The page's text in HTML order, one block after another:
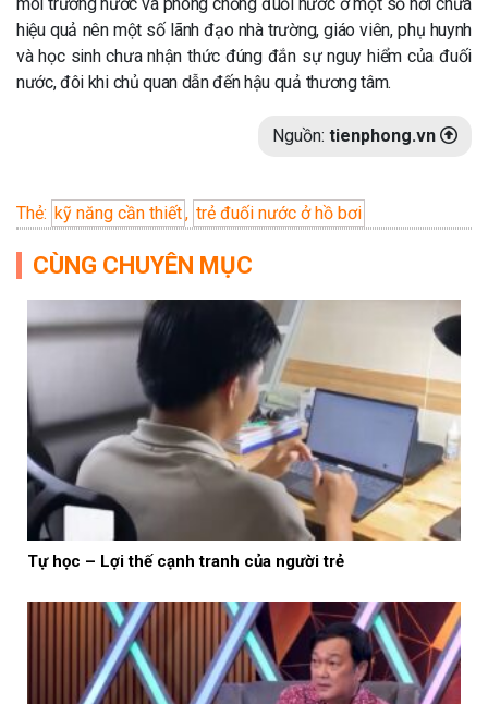
hiệu quả nên một số lãnh đạo nhà trường, giáo viên, phụ huynh
và học sinh chưa nhận thức đúng đắn sự nguy hiểm của đuối
nước, đôi khi chủ quan dẫn đến hậu quả thương tâm.
Nguồn: tienphong.vn
Thẻ: kỹ năng cần thiết, trẻ đuối nước ở hồ bơi
CÙNG CHUYÊN MỤC
Tự học – Lợi thế cạnh tranh của người trẻ